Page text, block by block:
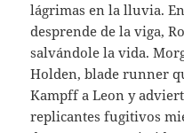
lágrimas en la lluvia.
desprende de la viga,
salvándole la vida.
Holden, blade runner
Kampff a Leon y
replicantes fugitivos